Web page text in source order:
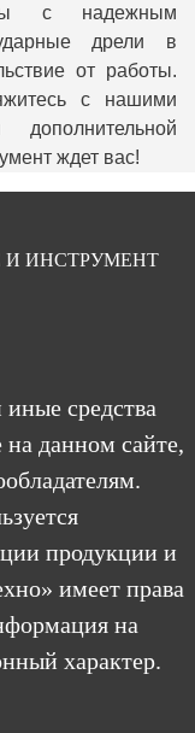
с надежным
дрели в
от работы.
с нашими
ждет вас!
И ИНСТРУМЕНТ
средства
данном сайте,
продукции и
имеет права
на
характер.